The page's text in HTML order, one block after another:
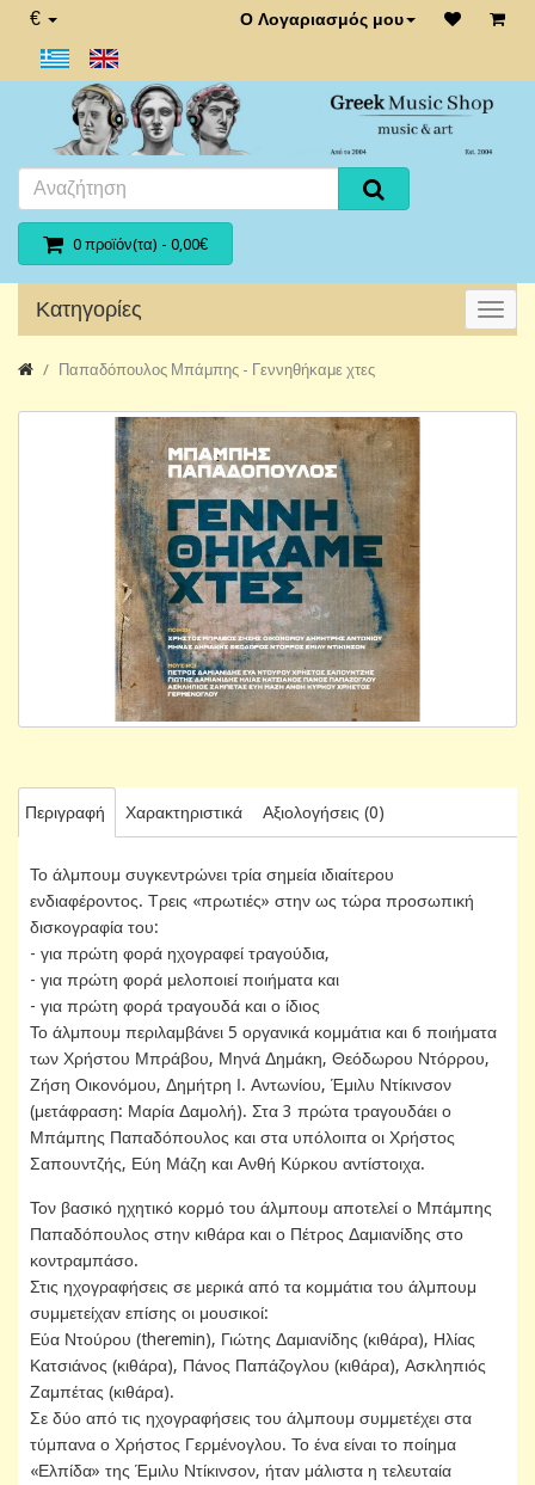
€ Ο Λογαριασμός μου
0 προϊόν(τα) - 0,00€
Κατηγορίες
Παπαδόπουλος Μπάμπης - Γεννηθήκαμε χτες
Περιγραφή Χαρακτηριστικά Αξιολογήσεις (0)
Το άλμπουμ συγκεντρώνει τρία σημεία ιδιαίτερου
ενδιαφέροντος. Τρεις «πρωτιές» στην ως τώρα προσωπική
δισκογραφία του:
- για πρώτη φορά ηχογραφεί τραγούδια,
- για πρώτη φορά μελοποιεί ποιήματα και
- για πρώτη φορά τραγουδά και ο ίδιος
Το άλμπουμ περιλαμβάνει 5 οργανικά κομμάτια και 6 ποιήματα
των Χρήστου Μπράβου, Μηνά Δημάκη, Θεόδωρου Ντόρρου,
Ζήση Οικονόμου, Δημήτρη Ι. Αντωνίου, Έμιλυ Ντίκινσον
(μετάφραση: Μαρία Δαμολή). Στα 3 πρώτα τραγουδάει ο
Μπάμπης Παπαδόπουλος και στα υπόλοιπα οι Χρήστος
Σαπουντζής, Εύη Μάζη και Ανθή Κύρκου αντίστοιχα.
Τον βασικό ηχητικό κορμό του άλμπουμ αποτελεί ο Μπάμπης
Παπαδόπουλος στην κιθάρα και ο Πέτρος Δαμιανίδης στο
κοντραμπάσο.
Στις ηχογραφήσεις σε μερικά από τα κομμάτια του άλμπουμ
συμμετείχαν επίσης οι μουσικοί:
Εύα Ντούρου (theremin), Γιώτης Δαμιανίδης (κιθάρα), Ηλίας
Κατσιάνος (κιθάρα), Πάνος Παπάζογλου (κιθάρα), Ασκληπιός
Ζαμπέτας (κιθάρα).
Σε δύο από τις ηχογραφήσεις του άλμπουμ συμμετέχει στα
τύμπανα ο Χρήστος Γερμένογλου. Το ένα είναι το ποίημα
«Ελπίδα» της Έμιλυ Ντίκινσον, ήταν μάλιστα η τελευταία